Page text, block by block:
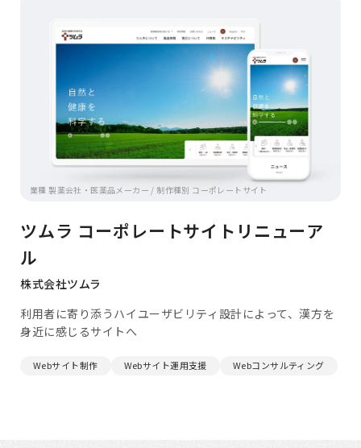
業種 製薬会社・医薬品メーカー / 制作種別 コーポレートサイト
ツムラ コーポレートサイトリニューア
ル
株式会社ツムラ
利用者に寄り添うハイユーザビリティ設計によって、漢方を
身近に感じるサイトへ
Webサイト制作 Webサイト運用支援 Webコンサルティング